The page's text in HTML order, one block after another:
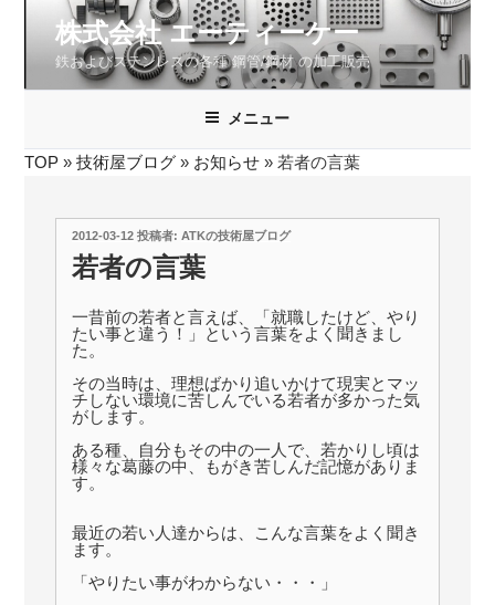
ン
ス
株式会社 エーティーケー
鉄およびステンレスの各種 鋼管/鋼材 の加工販売
メニュー
TOP » 技術屋ブログ » お知らせ » 若者の言葉
投
稿
日:
2012-03-12投稿者: ATKの技術屋ブログ
若者の言葉
一昔前の若者と言えば、「就職したけど、やり
たい事と違う！」という言葉をよく聞きまし
た。
その当時は、理想ばかり追いかけて現実とマッ
チしない環境に苦しんでいる若者が多かった気
がします。
ある種、自分もその中の一人で、若かりし頃は
様々な葛藤の中、もがき苦しんだ記憶がありま
す。
最近の若い人達からは、こんな言葉をよく聞き
ます。
「やりたい事がわからない・・・」